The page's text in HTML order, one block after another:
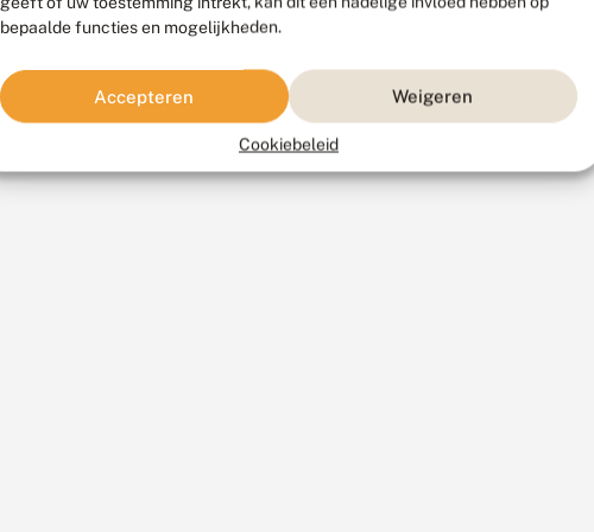
bepaalde functies en mogelijkheden.
Accepteren Weigeren
Cookiebeleid